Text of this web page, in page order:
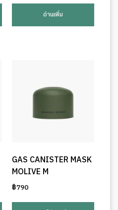
อ่านเพิ่ม
GAS CANISTER MASK
MOLIVE M
฿790